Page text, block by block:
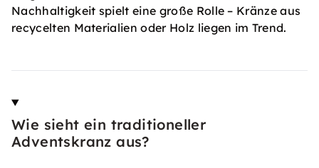
Nachhaltigkeit spielt eine große Rolle – Kränze aus
recycelten Materialien oder Holz liegen im Trend.
Wie sieht ein traditioneller
Adventskranz aus?